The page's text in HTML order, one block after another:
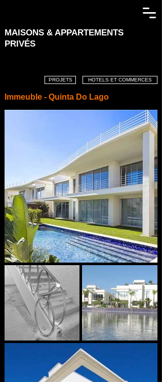
MAISONS & APPARTEMENTS
PRIVÉS
HOTELS ET COMMERCES
PROJETS
Immeuble - Quinta Do Lago